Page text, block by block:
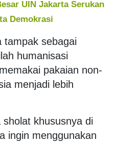
UIN Jakarta Serukan
Demokrasi
tampak sebagai
humanisasi
pakaian non-
menjadi lebih
khususnya di
ingin menggunakan